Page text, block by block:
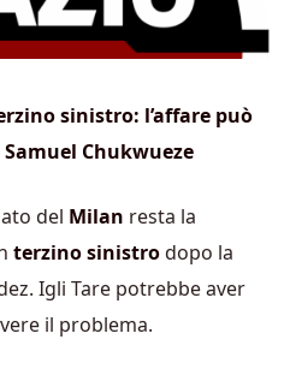
sinistro: l’affare può
Chukwueze
del Milan resta la
terzino sinistrodopo la
Igli Tare potrebbe aver
il problema.